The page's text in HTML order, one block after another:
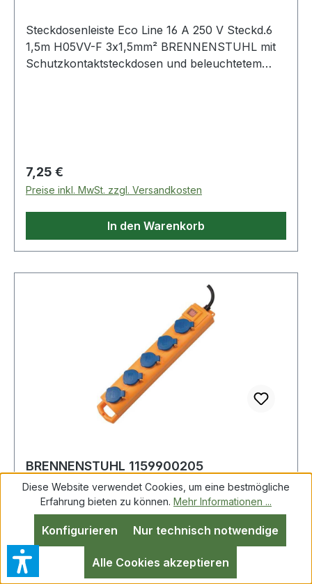
Steckdosenleiste Eco Line 16 A 250 V Steckd.6
1,5m H05VV-F 3x1,5mm² BRENNENSTUHL mit
Schutzkontaktsteckdosen und beleuchtetem
Regulärer Preis:
7,25 €
Preise inkl. MwSt. zzgl. Versandkosten
In den Warenkorb
BRENNENSTUHL 1159900205
Steckdosenblock Super Solid SL 554 16 A
230 V schwarz St
Steckdosenblock Super Solid SL 554 16 A 230 V
Steckd.5 2m H07RN-F 3x1,5 mm² mit
spritzwassergeschützten Steckdosen im schlag-
Diese Website verwendet Cookies, um eine bestmögliche
Erfahrung bieten zu können. Mehr Informationen ...
Nur technisch notwendige
Konfigurieren
Alle Cookies akzeptieren